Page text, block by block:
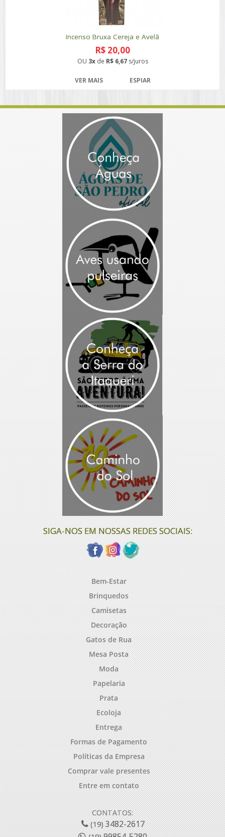
Incenso Bruxa Cereja e Avelã
R$ 20,00
OU 3xde R$ 6,67s/juros
VER MAIS ESPIAR
SIGA-NOS EM NOSSAS REDES SOCIAIS:
Bem-Estar
Brinquedos
Camisetas
Decoração
Gatos de Rua
Mesa Posta
Moda
Papelaria
Prata
Ecoloja
Entrega
Formas de Pagamento
Políticas da Empresa
Comprar vale presentes
Entre em contato
CONTATOS:
(19)3482-2617